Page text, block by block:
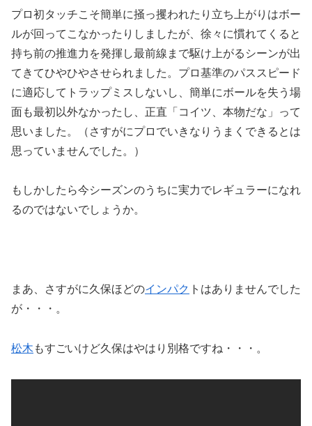
プロ初タッチこそ簡単に掻っ攫われたり立ち上がりはボー
ルが回ってこなかったりしましたが、徐々に慣れてくると
持ち前の推進力を発揮し最前線まで駆け上がるシーンが出
てきてひやひやさせられました。プロ基準のパススピード
に適応してトラップミスしないし、簡単にボールを失う場
面も最初以外なかったし、正直「コイツ、本物だな」って
思いました。（さすがにプロでいきなりうまくできるとは
思っていませんでした。）
もしかしたら今シーズンのうちに実力でレギュラーになれ
るのではないでしょうか。
まあ、さすがに久保ほどのインパク トはありませんでした
が・・・。
松木 もすごいけど久保はやはり別格ですね・・・。